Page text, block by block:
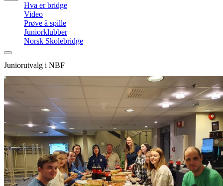
Hva er bridge
Video
Prøve å spille
Juniorklubber
Norsk Skolebridge
Juniorutvalg i NBF